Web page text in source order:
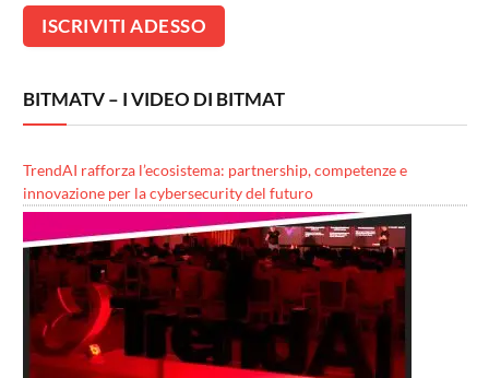
BITMATV – I VIDEO DI BITMAT
TrendAI rafforza l’ecosistema: partnership, competenze e
innovazione per la cybersecurity del futuro